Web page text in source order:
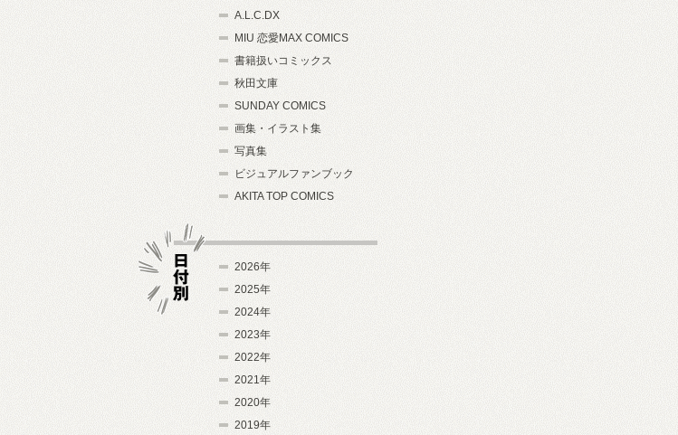
A.L.C.DX
MIU 恋愛MAX COMICS
書籍扱いコミックス
秋田文庫
SUNDAY COMICS
画集・イラスト集
写真集
ビジュアルファンブック
AKITA TOP COMICS
2026年
2025年
2024年
2023年
2022年
2021年
2020年
2019年